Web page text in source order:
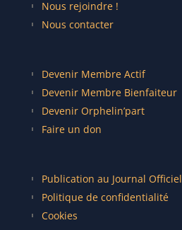
Nous rejoindre !
Nous contacter
Devenir Membre Actif
Devenir Membre Bienfaiteur
Devenir Orphelin’part
Faire un don
Publication au Journal Officiel
Politique de confidentialité
Cookies